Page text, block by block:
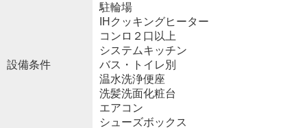
設備条件
駐輪場
IHクッキングヒーター
コンロ２口以上
システムキッチン
バス・トイレ別
温水洗浄便座
洗髪洗面化粧台
エアコン
シューズボックス